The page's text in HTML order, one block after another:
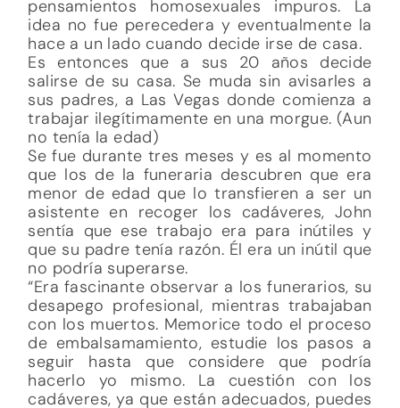
pensamientos homosexuales impuros. La
idea no fue perecedera y eventualmente la
hace a un lado cuando decide irse de casa.
Es entonces que a sus 20 años decide
salirse de su casa. Se muda sin avisarles a
sus padres, a Las Vegas donde comienza a
trabajar ilegítimamente en una morgue. (Aun
no tenía la edad)
Se fue durante tres meses y es al momento
que los de la funeraria descubren que era
menor de edad que lo transfieren a ser un
asistente en recoger los cadáveres, John
sentía que ese trabajo era para inútiles y
que su padre tenía razón. Él era un inútil que
no podría superarse.
“Era fascinante observar a los funerarios, su
desapego profesional, mientras trabajaban
con los muertos. Memorice todo el proceso
de embalsamamiento, estudie los pasos a
seguir hasta que considere que podría
hacerlo yo mismo. La cuestión con los
cadáveres, ya que están adecuados, puedes